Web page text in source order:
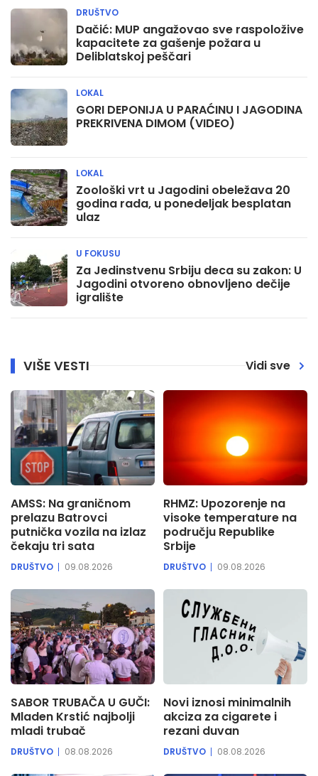
Dačić: MUP angažovao sve raspoložive
kapacitete za gašenje požara u
Deliblatskoj peščari
DRUŠTVO
GORI DEPONIJA U PARAĆINU I JAGODINA
PREKRIVENA DIMOM (VIDEO)
LOKAL
Zoološki vrt u Jagodini obeležava 20
godina rada, u ponedeljak besplatan
ulaz
LOKAL
Za Jedinstvenu Srbiju deca su zakon: U
Jagodini otvoreno obnovljeno dečije
igralište
U FOKUSU
VIŠE VESTI Vidi sve
AMSS: Na graničnom
prelazu Batrovci
putnička vozila na izlaz
čekaju tri sata
DRUŠTVO 09.08.2026
RHMZ: Upozorenje na
visoke temperature na
području Republike
Srbije
DRUŠTVO 09.08.2026
SABOR TRUBAČA U GUČI:
Mladen Krstić najbolji
mladi trubač
DRUŠTVO 08.08.2026
Novi iznosi minimalnih
akciza za cigarete i
rezani duvan
DRUŠTVO 08.08.2026